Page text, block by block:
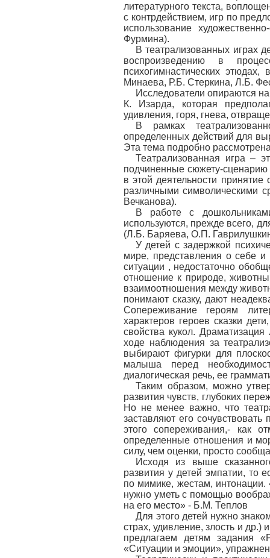
литературного текста,
с контрдействием, игр по
использование
Фурмина).
В театрализованных играх
воспроизведению в
психогимнастических
Минаева, Р.Б. Стеркина, Л.Б.
Исследователи опираются
К. Изарда, которая
удивления, горя, гнева,
В рамках
определенных действий для
Эта тема подробно
Театрализованная игра –
подчиненные сюжету-сценарию
в этой деятельности
различными символическими
Вечканова).
В работе с
используются, прежде всего,
(Л.Б. Баряева, О.П.
У детей с задержкой
мире, представления о себе
ситуации , недостаточно
отношение к природе,
взаимоотношения между
понимают сказку, дают
Сопереживание героям
характеров героев сказки
свойства кукол.
ходе наблюдения за
выбирают фигурки для
малыша перед
диалогическая речь, ее
Таким образом, можно
развития чувств, глубоких
Но не менее важно, что
заставляют его
этого сопереживания,- как
определенные отношения и
силу, чем оценки, просто
Исходя из выше
развития у детей эмпатии, то
по мимике, жестам, интонации.
нужно уметь с помощью
на его место» - Б.М. Теплов
Для этого детей нужно
страх, удивление, злость и
предлагаем детям задания
«Ситуации и эмоции»,